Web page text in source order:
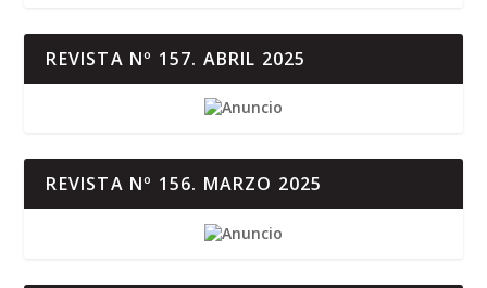
REVISTA Nº 157. ABRIL 2025
REVISTA Nº 156. MARZO 2025